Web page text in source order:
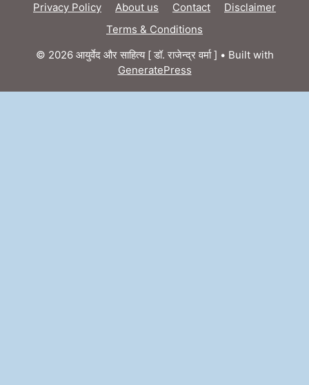
Privacy Policy About us Contact
Disclaimer
Terms & Conditions
© 2026 आयुर्वेद और साहित्य [ डॉ. राजेन्द्र वर्मा ] • Built with
GeneratePress